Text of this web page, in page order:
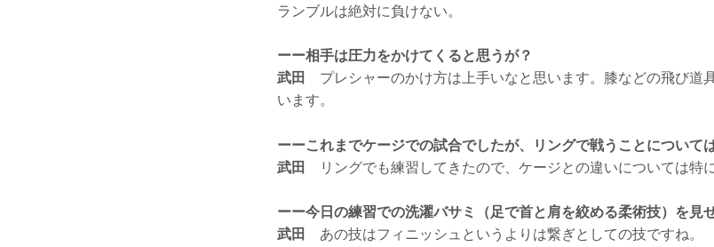
ランブルは絶対に負けない。
ーー相手は圧力をかけてくると思うが？
武田
プレシャーのかけ方は上手いなと思います。膝などの飛び道
います。
ーーこれまでケージでの試合でしたが、リングで戦うことについて
武田
リングでも練習してきたので、ケージとの違いについては特
ーー今日の練習での洗濯バサミ（足で首と肩を絞める柔術技）を見
武田
あの技はフィニッシュというよりは繋ぎとしての技ですね。